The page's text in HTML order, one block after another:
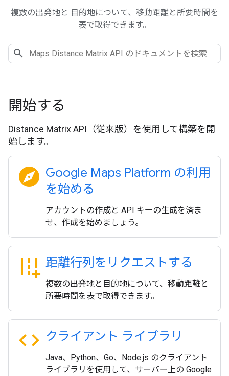
複数の出発地と 目的地について、移動距離と所要時間を
表で取得できます。
開始する
Distance Matrix API（従来版）を使用して構築を開
始します。
explore Google Maps Platform の利用
を始める
アカウントの作成と API キーの生成を済ま
せ、作成を始めましょう。
add_road 距離行列をリクエストする
複数の出発地と目的地について、移動距離と
所要時間を表で取得できます。
code クライアント ライブラリ
Java、Python、Go、Node.js のクライアント
ライブラリを使用して、サーバー上の Google